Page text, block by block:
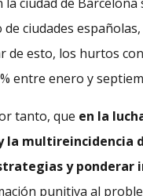
ciudades
de esto, los hurtos
entre enero y
tanto, que en la
la multireincidencia
y ponderar
punitiva al